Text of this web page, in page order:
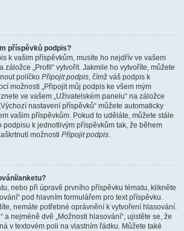
příspěvků podpis?
k vašim příspěvkům, musíte ho nejdřív ve vašem
záložce „Profil“ vytvořit. Jakmile ho vytvoříte, můžete
políčko Připojit podpis, čímž váš podpis k
možnosti „Připojit můj podpis ke všem mým
ve vašem „Uživatelském panelu“ na záložce
nastavení příspěvků“ můžete automaticky
vašim příspěvkům. Pokud to uděláte, můžete stále
podpisu k jednotlivým příspěvkům tak, že během
možnosti Připojit podpis.
anketu?
nebo při úpravě prvního příspěvku tématu, klikněte
pod hlavním formulářem pro text příspěvku.
nemáte potřebné oprávnění k vytvoření hlasování.
a nejméně dvě „Možnosti hlasování“, ujistěte se, že
v textovém poli na vlastním řádku. Můžete také